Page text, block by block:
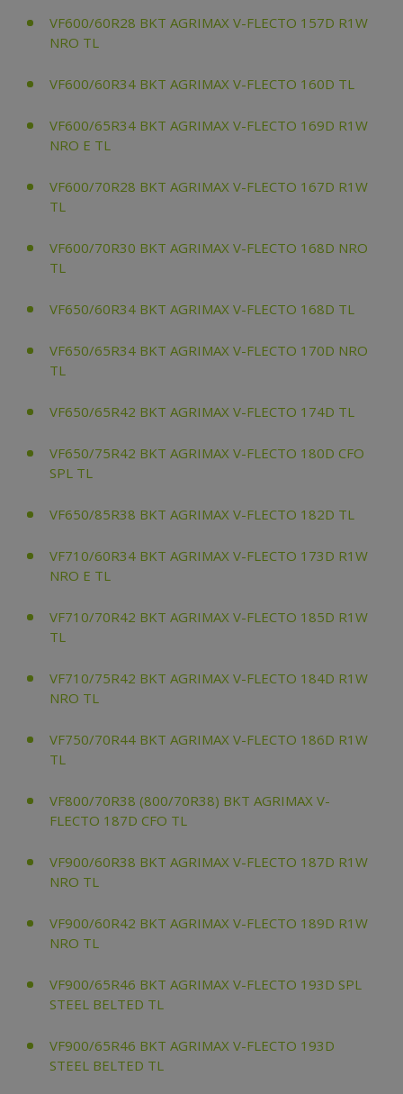
VF600/60R28 BKT AGRIMAX V-FLECTO 157D R1W
NRO TL
VF600/60R34 BKT AGRIMAX V-FLECTO 160D TL
VF600/65R34 BKT AGRIMAX V-FLECTO 169D R1W
NRO E TL
VF600/70R28 BKT AGRIMAX V-FLECTO 167D R1W
TL
VF600/70R30 BKT AGRIMAX V-FLECTO 168D NRO
TL
VF650/60R34 BKT AGRIMAX V-FLECTO 168D TL
VF650/65R34 BKT AGRIMAX V-FLECTO 170D NRO
TL
VF650/65R42 BKT AGRIMAX V-FLECTO 174D TL
VF650/75R42 BKT AGRIMAX V-FLECTO 180D CFO
SPL TL
VF650/85R38 BKT AGRIMAX V-FLECTO 182D TL
VF710/60R34 BKT AGRIMAX V-FLECTO 173D R1W
NRO E TL
VF710/70R42 BKT AGRIMAX V-FLECTO 185D R1W
TL
VF710/75R42 BKT AGRIMAX V-FLECTO 184D R1W
NRO TL
VF750/70R44 BKT AGRIMAX V-FLECTO 186D R1W
TL
VF800/70R38 (800/70R38) BKT AGRIMAX V-
FLECTO 187D CFO TL
VF900/60R38 BKT AGRIMAX V-FLECTO 187D R1W
NRO TL
VF900/60R42 BKT AGRIMAX V-FLECTO 189D R1W
NRO TL
VF900/65R46 BKT AGRIMAX V-FLECTO 193D SPL
STEEL BELTED TL
VF900/65R46 BKT AGRIMAX V-FLECTO 193D
STEEL BELTED TL